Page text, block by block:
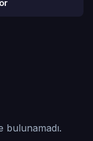
bulunamadı.